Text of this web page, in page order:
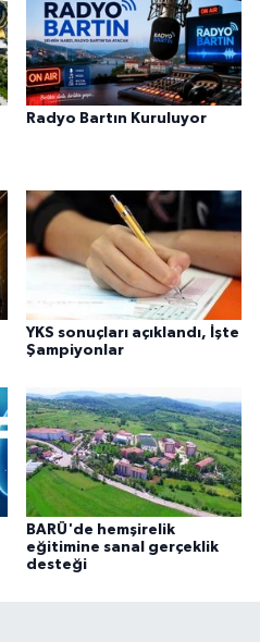
Radyo Bartın Kuruluyor
YKS sonuçları açıklandı, İşte
Şampiyonlar
BARÜ'de hemşirelik
eğitimine sanal gerçeklik
desteği